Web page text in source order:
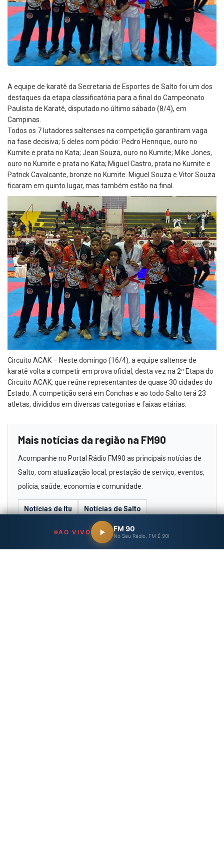
A equipe de karatê da Secretaria de Esportes de Salto foi um dos
destaques da etapa classificatória para a final do Campeonato
Paulista de Karatê, disputado no último sábado (8/4), em
Campinas.
Todos os 7 lutadores saltenses na competição garantiram vaga
na fase decisiva; 5 deles com pódio: Pedro Henrique, ouro no
Kumite e prata no Kata; Jean Souza, ouro no Kumite; Mike Jones,
ouro no Kumite e prata no Kata; Miguel Castro, prata no Kumite e
Patrick Cavalcante, bronze no Kumite. Miguel Souza e Vitor Souza
ficaram em quinto lugar, mas também estão na final.
Circuito ACAK – Neste domingo (16/4), a equipe saltense de
karatê volta a competir em prova oficial, desta vez na 2ª Etapa do
Circuito ACAK, que reúne representantes de quase 30 cidades do
Estado. A competição será em Conchas e ao todo Salto terá 23
atletas, divididos em diversas categorias e faixas etárias.
Mais notícias da região na FM90
Acompanhe no Portal Rádio FM90 as principais notícias de
Salto, com atualização local, prestação de serviço, eventos,
polícia, saúde, economia e comunidade.
Notícias de Itu Notícias de Salto
Notícias de Indaiatuba Eventos na região
Ouça a Rádio FM90 ao vivo
AO VIVO FM 90
No Seu Rádio, FM É 90!